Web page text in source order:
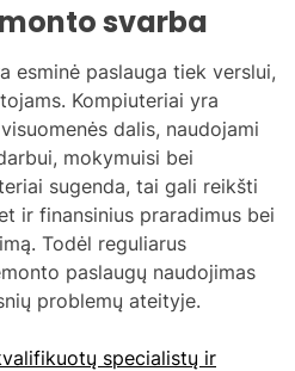
svarba
esminė paslauga tiek verslui,
Kompiuteriai yra
dalis, naudojami
mokymuisi bei
sugenda, tai gali reikšti
ir finansinius praradimus bei
Todėl reguliarus
paslaugų naudojimas
problemų ateityje.
specialistų ir